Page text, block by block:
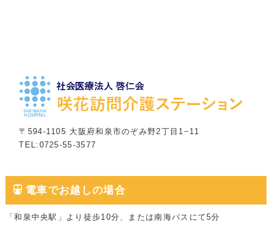
〒594-1105 大阪府和泉市のぞみ野2丁目1−11
TEL:0725-55-3577
電車でお越しの場合
「和泉中央駅」より徒歩10分、または南海バスにて5分